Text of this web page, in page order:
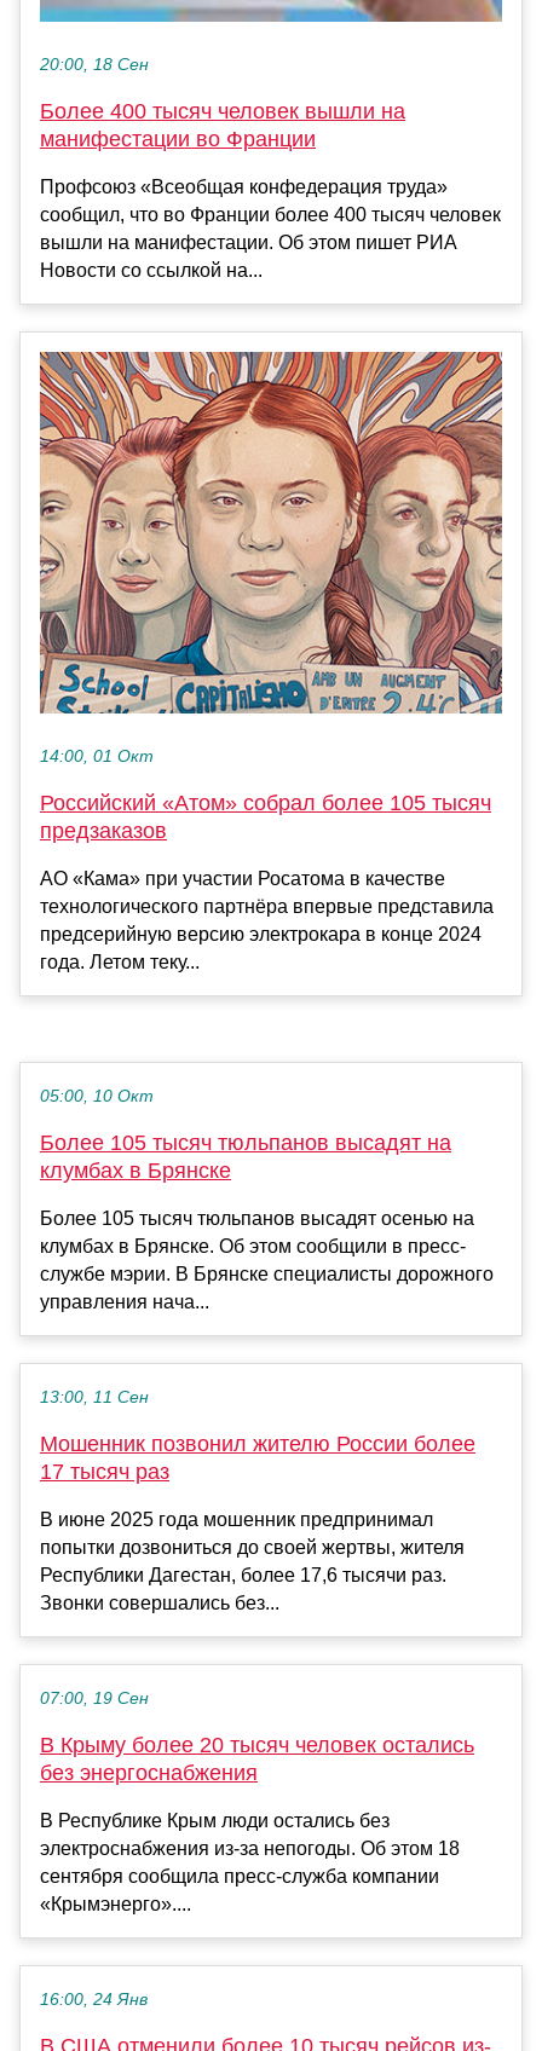
20:00, 18 Сен
Более 400 тысяч человек вышли на
манифестации во Франции
Профсоюз «Всеобщая конфедерация труда»
сообщил, что во Франции более 400 тысяч человек
вышли на манифестации. Об этом пишет РИА
Новости со ссылкой на...
14:00, 01 Окт
Российский «Атом» собрал более 105 тысяч
предзаказов
АО «Кама» при участии Росатома в качестве
технологического партнёра впервые представила
предсерийную версию электрокара в конце 2024
года. Летом теку...
05:00, 10 Окт
Более 105 тысяч тюльпанов высадят на
клумбах в Брянске
Более 105 тысяч тюльпанов высадят осенью на
клумбах в Брянске. Об этом сообщили в пресс-
службе мэрии. В Брянске специалисты дорожного
управления нача...
13:00, 11 Сен
Мошенник позвонил жителю России более
17 тысяч раз
В июне 2025 года мошенник предпринимал
попытки дозвониться до своей жертвы, жителя
Республики Дагестан, более 17,6 тысячи раз.
Звонки совершались без...
07:00, 19 Сен
В Крыму более 20 тысяч человек остались
без энергоснабжения
В Республике Крым люди остались без
электроснабжения из-за непогоды. Об этом 18
сентября сообщила пресс-служба компании
«Крымэнерго»....
16:00, 24 Янв